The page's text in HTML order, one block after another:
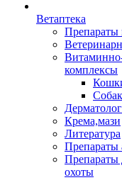
Ветаптека
Препараты
комплексы
Крема,мази
Литература
Препараты
Препараты
охоты